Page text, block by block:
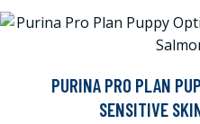
PURINA PRO PLAN
SENSITIVE